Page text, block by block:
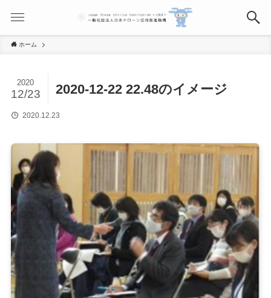
ホーム
2020-12-22 22.48のイメージ
2020
12/23
2020.12.23